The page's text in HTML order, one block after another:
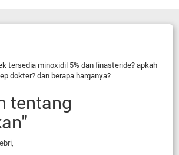
tersedia minoxidil 5% dan finasteride? apkah
dokter? dan berapa harganya?
tentang